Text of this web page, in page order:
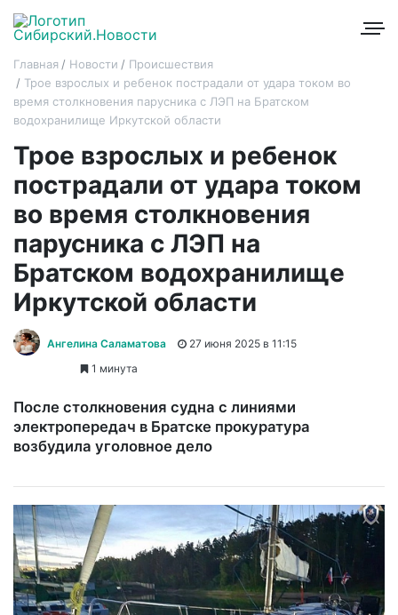
Главная Новости
Происшествия
Трое взрослых и ребенок пострадали от удара током во
время столкновения парусника с ЛЭП на Братском
водохранилище Иркутской области
Трое взрослых и ребенок
пострадали от удара током
во время столкновения
парусника с ЛЭП на
Братском водохранилище
Иркутской области
Ангелина Саламатова
27 июня 2025 в 11:15
1 минута
После столкновения судна с линиями
электропередач в Братске прокуратура
возбудила уголовное дело